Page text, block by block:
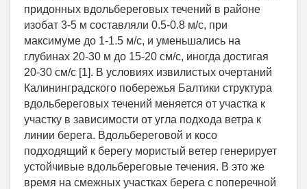
придонных вдольбереговых течений в районе
изобат 3-5 м составляли 0.5-0.8 м/с, при
максимуме до 1-1.5 м/с, и уменьшались на
глубинах 20-30 м до 15-20 см/с, иногда достигая
20-30 см/с [1]. В условиях извилистых очертаний
Калининградского побережья Балтики структура
вдольбереговых течений меняется от участка к
участку в зависимости от угла подхода ветра к
линии берега. Вдольбереговой и косо
подходящий к берегу мористый ветер генерирует
устойчивые вдольбереговые течения. В это же
время на смежных участках берега с поперечной